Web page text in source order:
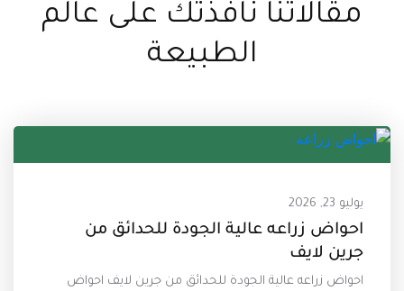
مقالاتنا نافذتك على عالم
الطبيعة
يوليو 23, 2026
احواض زراعه عالية الجودة للحدائق من
جرين لايف
احواض زراعه عالية الجودة للحدائق من جرين لايف احواض